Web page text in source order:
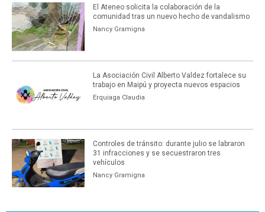
El Ateneo solicita la colaboración de la
comunidad tras un nuevo hecho de vandalismo
Nancy Gramigna
La Asociación Civil Alberto Valdez fortalece su
trabajo en Maipú y proyecta nuevos espacios
Erquiaga Claudia
Controles de tránsito: durante julio se labraron
31 infracciones y se secuestraron tres
vehículos
Nancy Gramigna